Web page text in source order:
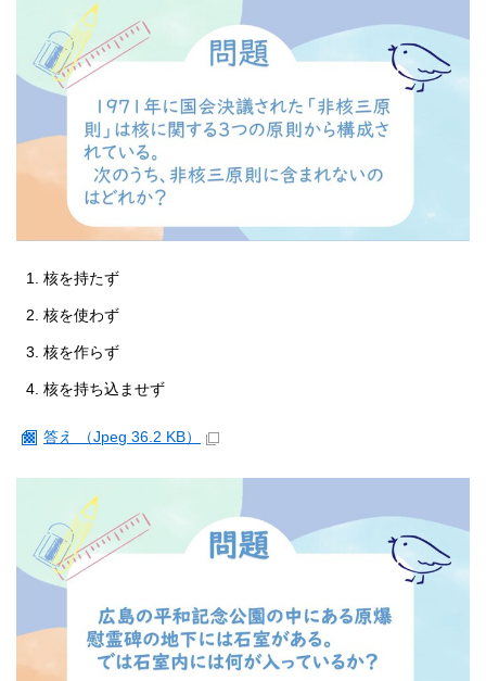
核を持たず
核を使わず
核を作らず
核を持ち込ませず
答え （Jpeg 36.2 KB）